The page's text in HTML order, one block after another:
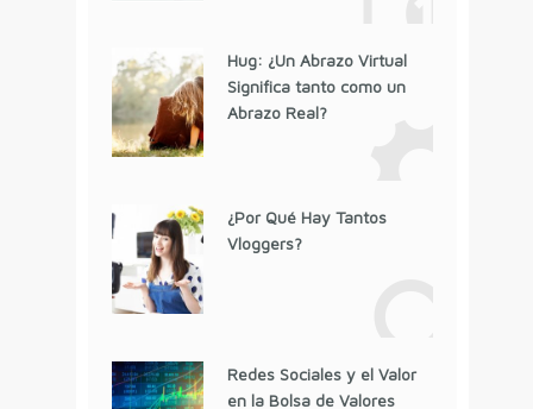
Hug: ¿Un Abrazo Virtual
Significa tanto como un
Abrazo Real?
¿Por Qué Hay Tantos
Vloggers?
Redes Sociales y el Valor
en la Bolsa de Valores